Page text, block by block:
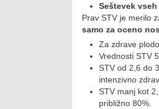
Seštevek
Prav STV je merilo
samo za oceno
Za zdrave
Vrednosti STV
STV od 2,6 do
intenzivno
STV manj kot
približno 80%.